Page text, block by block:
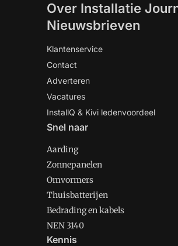
Over Installatie
Nieuwsbrieven
Klantenservice
Contact
Adverteren
Vacatures
InstallQ & Kivi ledenvoordeel
Snel naar
Aarding
Zonnepanelen
Omvormers
Thuisbatterijen
Bedrading en kabels
NEN 3140
Kennis